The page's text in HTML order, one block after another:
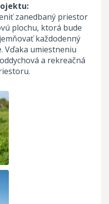
zanedbaný priestor
plochu, ktorá bude
každodenný
Vďaka umiestneniu
a rekreačná